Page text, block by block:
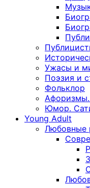
Ужасы и
Поэзия и
Фольклор
Юмор.
Young Adult
Любовные